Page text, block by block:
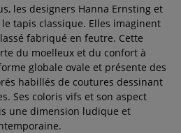
les designers Hanna Ernsting et
tapis classique. Elles imaginent
fabriqué en feutre. Cette
du moelleux et du confort à
globale ovale et présente des
habillés de coutures dessinant
Ses coloris vifs et son aspect
une dimension ludique et